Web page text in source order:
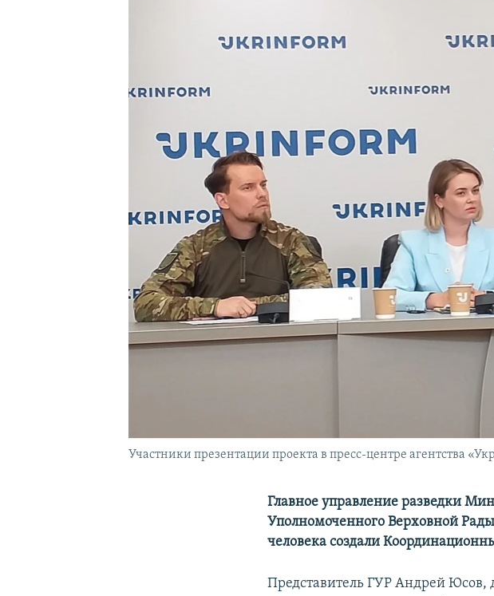
УКРАИНСКАЯ ПРОБЛЕМА КРЫМА
Участники презентации проекта в пресс-центре агентства
Главное управление разведки
Уполномоченного Верховной
человека создали
Представитель ГУР Андрей